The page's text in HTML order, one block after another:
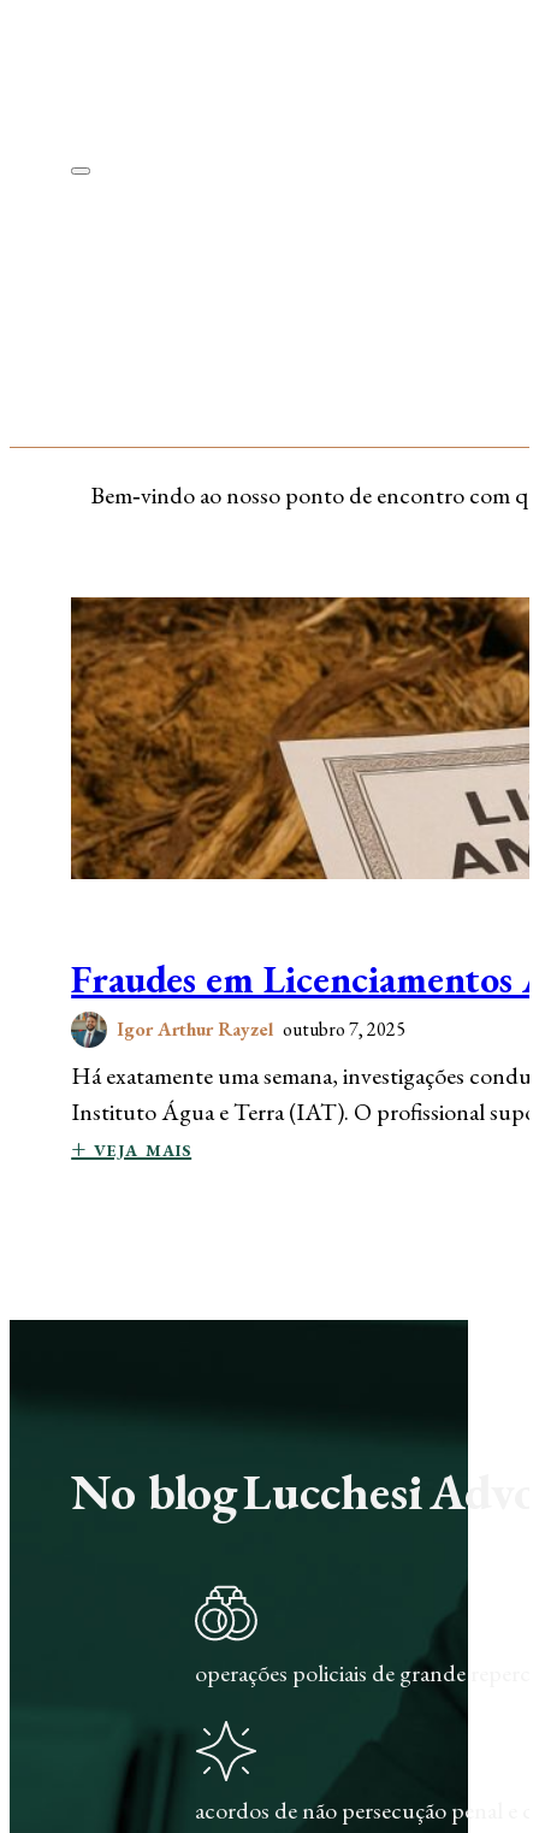
Bem‑vindo ao nosso ponto de encontro com
Fraudes em Licenciamentos
Igor Arthur Rayzel outubro 7, 2025
Há exatamente uma semana, investigações
Instituto Água e Terra (IAT). O profissional
+ veja mais
No blog Lucchesi
operações policiais de grande
acordos de não persecução penal e